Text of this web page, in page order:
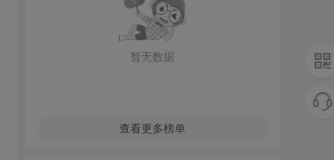
暂无数据
查看更多榜单